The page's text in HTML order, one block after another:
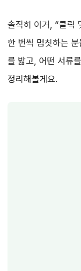
솔직히 이거, “클릭
한 번씩 멈칫하는
를 밟고, 어떤 서류
정리해볼게요.